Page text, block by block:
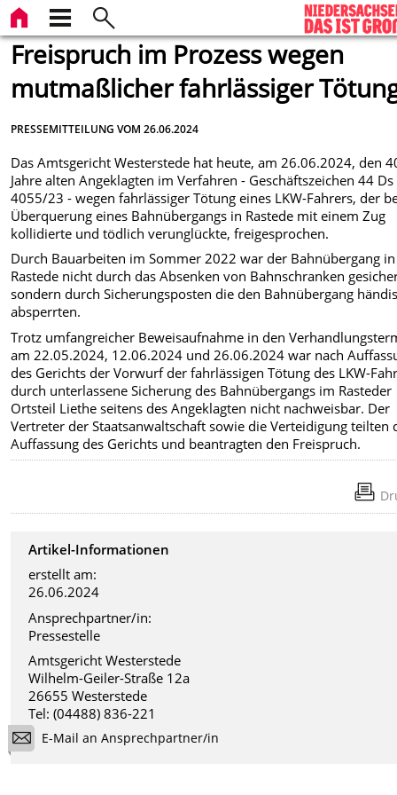
Freispruch im Prozess wegen
mutmaßlicher fahrlässiger
PRESSEMITTEILUNG VOM 26.06.2024
Das Amtsgericht Westerstede hat heute, am 26.06.2024, den
Jahre alten Angeklagten im Verfahren - Geschäftszeichen 44 Ds
4055/23 - wegen fahrlässiger Tötung eines LKW-Fahrers, der
Überquerung eines Bahnübergangs in Rastede mit einem Zug
kollidierte und tödlich verunglückte, freigesprochen.
Durch Bauarbeiten im Sommer 2022 war der Bahnübergang in
Rastede nicht durch das Absenken von Bahnschranken
sondern durch Sicherungsposten die den Bahnübergang
absperrten.
Trotz umfangreicher Beweisaufnahme in den
am 22.05.2024, 12.06.2024 und 26.06.2024 war nach
des Gerichts der Vorwurf der fahrlässigen Tötung des LKW-
durch unterlassene Sicherung des Bahnübergangs im Rasteder
Ortsteil Liethe seitens des Angeklagten nicht nachweisbar. Der
Vertreter der Staatsanwaltschaft sowie die Verteidigung teilten
Auffassung des Gerichts und beantragten den Freispruch.
Artikel-Informationen
erstellt am:
26.06.2024
Ansprechpartner/in:
Pressestelle
Amtsgericht Westerstede
Wilhelm-Geiler-Straße 12a
26655 Westerstede
Tel: (04488) 836-221
E-Mail an Ansprechpartner/in